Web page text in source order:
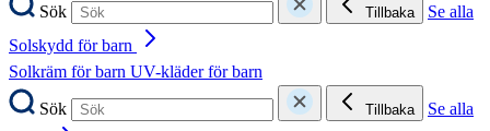
Sök
Tillbaka
Se alla
Solskydd för barn
Solkräm för barn UV-kläder för barn
Sök
Tillbaka
Se alla